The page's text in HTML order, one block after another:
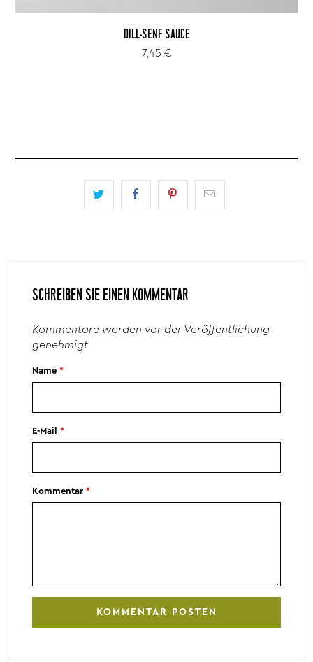
DILL-SENF SAUCE
7,45 €
SCHREIBEN SIE EINEN KOMMENTAR
Kommentare werden vor der Veröffentlichung
genehmigt.
Name*
E-Mail*
Kommentar*